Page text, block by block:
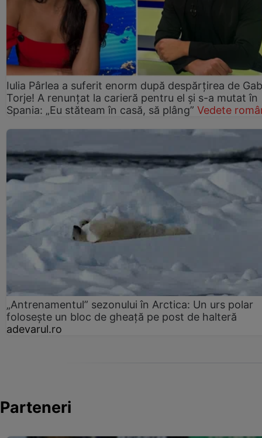
Iulia Pârlea a suferit enorm după despărțirea de
Torje! A renunțat la carieră pentru el și s-a mutat în
Spania: „Eu stăteam în casă, să plâng” Vedete
„Antrenamentul” sezonului în Arctica: Un urs polar
folosește un bloc de gheață pe post de halteră
adevarul.ro
Parteneri